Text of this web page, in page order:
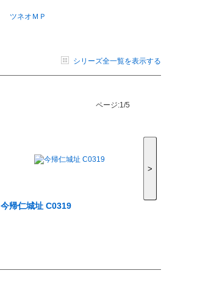
ツネオＭＰ
シリーズ全一覧を表示する
ページ:1/5
今帰仁城址 C0319
>